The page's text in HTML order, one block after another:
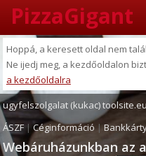
PizzaGigant
Hoppá, a keresett oldal nem
Ne ijedj meg, a kezdőoldalon
a kezdőoldalra
ugyfelszolgalat (kukac) toolsite.eu
ÁSZF |Céginformáció |
Webáruházunkban